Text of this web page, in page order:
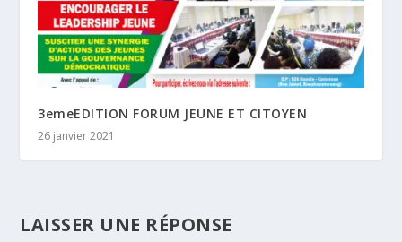
3emeEDITION FORUM JEUNE ET CITOYEN
26 janvier 2021
LAISSER UNE RÉPONSE